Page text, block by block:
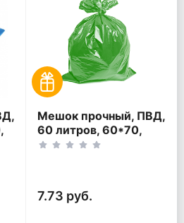
Мешок прочный, ПВД,
60 литров, 60*70,
зелёный.
7.73 руб.